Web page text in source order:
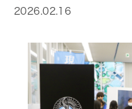
2026.02.16